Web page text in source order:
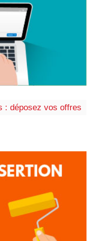
: déposez vos offres